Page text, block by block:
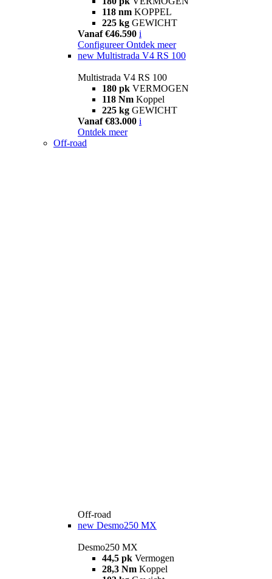
118 nm KOPPEL
225 kg GEWICHT
Vanaf €46.590 i
Configureer Ontdek meer
new Multistrada V4 RS 100
Multistrada V4 RS 100
180 pk VERMOGEN
118 Nm Koppel
225 kg GEWICHT
Vanaf €83.000 i
Ontdek meer
Off-road
Off-road
new Desmo250 MX
Desmo250 MX
44,5 pk Vermogen
28,3 Nm Koppel